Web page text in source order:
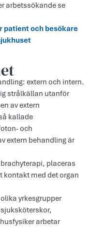
arbetssökande se
patient och besökare
extern och intern.
strålkällan utanför
av extern
kallade
och
extern behandling är
placeras
kontakt med det organ
yrkesgrupper
arbetar